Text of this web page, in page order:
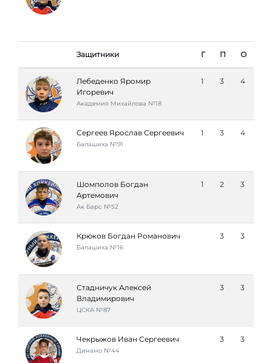
Защитники Г П О
Лебеденко Яромир
Игоревич
Академия Михайлова №18
1 3 4
Сергеев Ярослав Сергеевич
Балашиха №91
1 3 4
Шомполов Богдан
Артемович
Ак Барс №52
1 2 3
Крюков Богдан Романович
Балашиха №16
3 3
Стадничук Алексей
Владимирович
ЦСКА №87
3 3
Чекрыжов Иван Сергеевич
Динамо №44
3 3